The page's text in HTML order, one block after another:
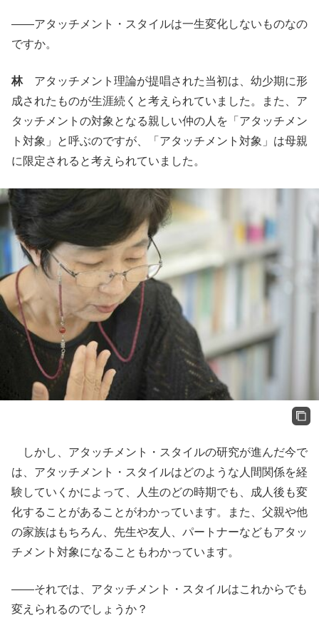
――アタッチメント・スタイルは一生変化しないものなの
ですか。
林アタッチメント理論が提唱された当初は、幼少期に形
成されたものが生涯続くと考えられていました。また、ア
タッチメントの対象となる親しい仲の人を「アタッチメン
ト対象」と呼ぶのですが、「アタッチメント対象」は母親
に限定されると考えられていました。
しかし、アタッチメント・スタイルの研究が進んだ今で
は、アタッチメント・スタイルはどのような人間関係を経
験していくかによって、人生のどの時期でも、成人後も変
化することがあることがわかっています。また、父親や他
の家族はもちろん、先生や友人、パートナーなどもアタッ
チメント対象になることもわかっています。
――それでは、アタッチメント・スタイルはこれからでも
変えられるのでしょうか？